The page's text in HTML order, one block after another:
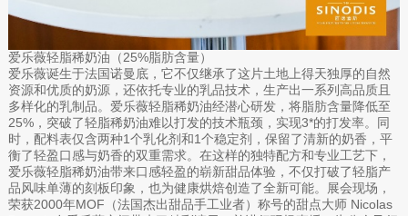
爱乐薇轻脂稀奶油（25%脂肪含量）
爱乐薇诞生于法国诺曼底，它不仅继承了这片土地上得天独厚的自然
资源和优质的奶源，还依托专业的乳品技术，生产出一系列高品质且
多样化的乳制品。爱乐薇轻脂稀奶油经潜心研发，将脂肪含量降低至
25%，突破了轻脂稀奶油难以打发的技术瓶颈，实现3*的打发率。同
时，配料表仅含两种1个乳化剂和1个稳定剂，保留了清新的奶香，平
衡了轻盈口感与奶香的双重需求。在这样的独特配方和专业工艺下，
爱乐薇轻脂稀奶油带来口感轻盈的崭新甜品体验，不仅打破了轻脂产
品风味单薄的刻板印象，也为健康烘焙创造了全新可能。展会现场，
荣获2000年MOF（法国杰出甜品手工业者）称号的甜点大师 Nicolas